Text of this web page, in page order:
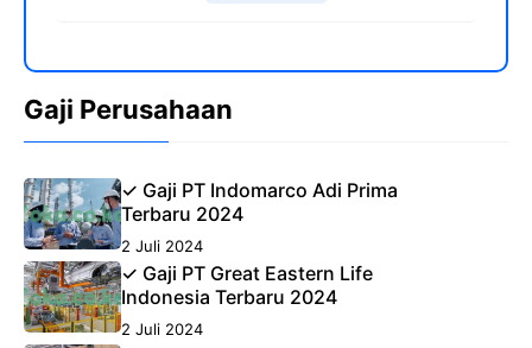
Gaji Perusahaan
✓ Gaji PT Indomarco Adi Prima
Terbaru 2024
2 Juli 2024
✓ Gaji PT Great Eastern Life
Indonesia Terbaru 2024
2 Juli 2024